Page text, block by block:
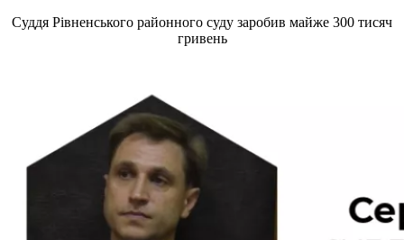
Суддя Рівненського районного суду заробив майже 300 тисяч
гривень